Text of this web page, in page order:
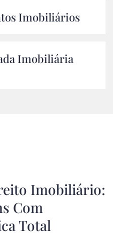
Imobiliários
Imobiliária
Imobiliário:
Com
Total